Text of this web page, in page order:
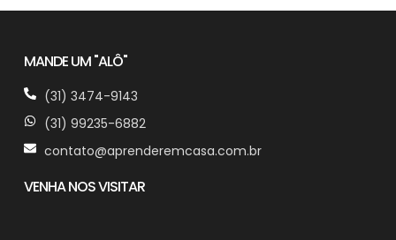
MANDE UM "ALÔ"
(31) 3474-9143
(31) 99235-6882
contato@aprenderemcasa.com.br
VENHA NOS VISITAR